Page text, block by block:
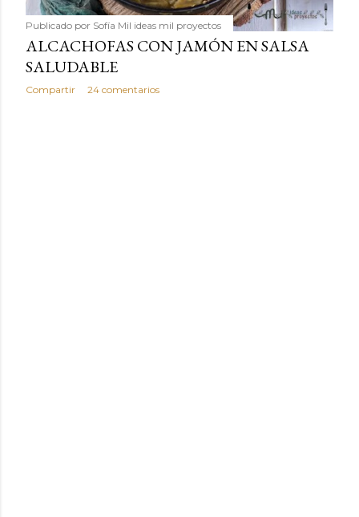
Publicado por Sofía Mil ideas mil proyectos
ALCACHOFAS CON JAMÓN EN SALSA
SALUDABLE
Compartir 24 comentarios